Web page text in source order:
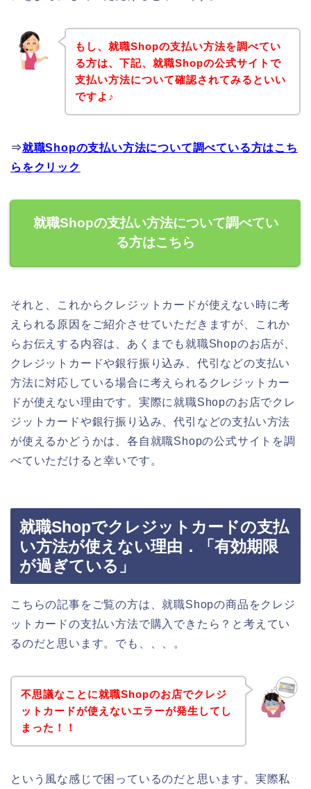
もし、就職Shopの支払い方法を調べてい
る方は、下記、就職Shopの公式サイトで
支払い方法について確認されてみるといい
ですよ♪
⇒就職Shopの支払い方法について調べている方はこち
らをクリック
就職Shopの支払い方法について調べてい
る方はこちら
それと、これからクレジットカードが使えない時に考
えられる原因をご紹介させていただきますが、これか
らお伝えする内容は、あくまでも就職Shopのお店が、
クレジットカードや銀行振り込み、代引などの支払い
方法に対応している場合に考えられるクレジットカー
ドが使えない理由です。実際に就職Shopのお店でクレ
ジットカードや銀行振り込み、代引などの支払い方法
が使えるかどうかは、各自就職Shopの公式サイトを調
べていただけると幸いです。
就職Shopでクレジットカードの支払
い方法が使えない理由．「有効期限
が過ぎている」
こちらの記事をご覧の方は、就職Shopの商品をクレジ
ットカードの支払い方法で購入できたら？と考えてい
るのだと思います。でも、、、。
不思議なことに就職Shopのお店でクレジ
ットカードが使えないエラーが発生してし
まった！！
という風な感じで困っているのだと思います。実際私